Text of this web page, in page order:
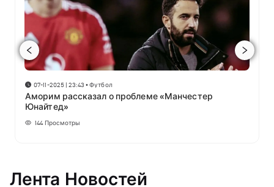
07-11-2025 | 23:43 •Футбол
Аморим рассказал о проблеме «Манчестер
Юнайтед»
144 Просмотры
Лента Новостей